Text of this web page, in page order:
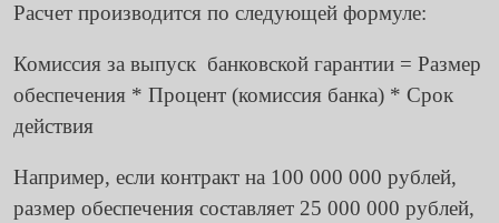
Расчет производится по следующей формуле:
Комиссия за выпуск банковской гарантии = Размер
обеспечения * Процент (комиссия банка) * Срок
действия
Например, если контракт на 100 000 000 рублей,
размер обеспечения составляет 25 000 000 рублей,